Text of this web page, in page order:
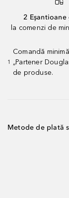
2
la comenzi de
1
Comandă
„Partener
de produse.
Metode de plată